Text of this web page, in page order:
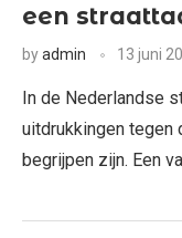
een
byadmin 13 juni
In de Nederlandse
uitdrukkingen tegen
begrijpen zijn. Een